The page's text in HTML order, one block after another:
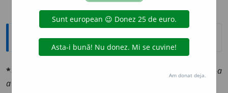
Explicative DEX
*avantajéz
natura l-a
avantajat.
Am donat deja.